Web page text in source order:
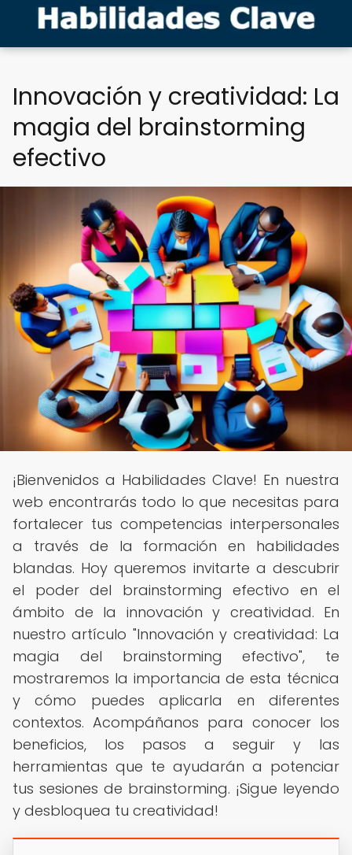
Innovación y creatividad: La
magia del brainstorming
efectivo
¡Bienvenidos a Habilidades Clave! En nuestra
web encontrarás todo lo que necesitas para
fortalecer tus competencias interpersonales
a través de la formación en habilidades
blandas. Hoy queremos invitarte a descubrir
el poder del brainstorming efectivo en el
ámbito de la innovación y creatividad. En
nuestro artículo "Innovación y creatividad: La
magia del brainstorming efectivo", te
mostraremos la importancia de esta técnica
y cómo puedes aplicarla en diferentes
contextos. Acompáñanos para conocer los
beneficios, los pasos a seguir y las
herramientas que te ayudarán a potenciar
tus sesiones de brainstorming. ¡Sigue leyendo
y desbloquea tu creatividad!